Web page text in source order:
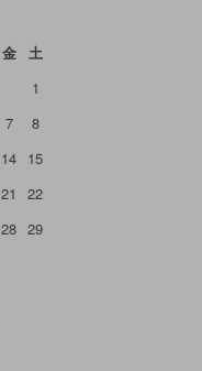
金
土
1
7
8
14 15
21
22
28 29